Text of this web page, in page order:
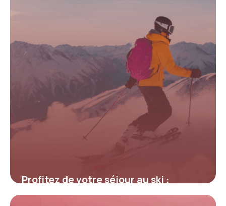
Profitez de votre séjour au ski :
astuces et codes promo exclusifs